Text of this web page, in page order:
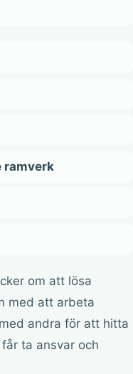
ramverk
om att lösa
med att arbeta
andra för att hitta
ta ansvar och